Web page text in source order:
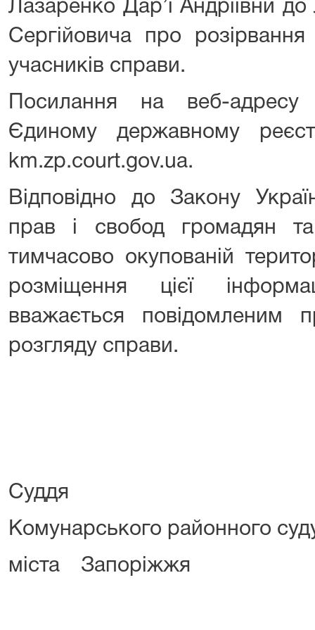
Лазаренко Дар’ї Андріївни
Сергійовича про
учасників справи.
Посилання на веб-
Єдиному державному
km.zp.court.gov.ua.
Відповідно до Закону
прав і свобод громадян
тимчасово окупованій
розміщення цієї
вважається повідомленим
розгляду справи.
Суддя
Комунарського районного
міста